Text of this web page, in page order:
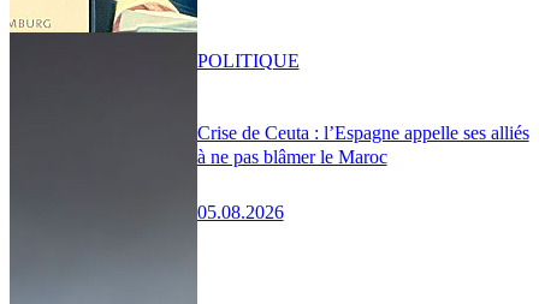
Crise de Ceuta : l’Espagne appelle ses alliés
à ne pas blâmer le Maroc
05.08.2026
POLITIQUE